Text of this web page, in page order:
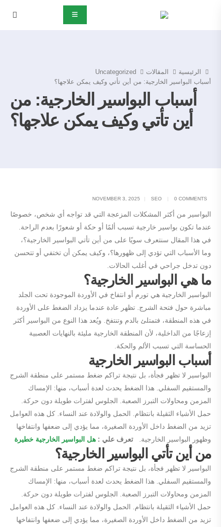
أسباب البواسير الخارجية: من
أين تأتي وكيف يمكن علاجها؟
الرئيسية المقالات
Uncategorized
أسباب البواسير الخارجية: من أين تأتي وكيف يمكن علاجها؟
NOVEMBER 3, 2025 SEO 0 COMMENTS
البواسير من أكثر المشكلات المزعجة التي قد تواجه أي شخص، خصوصًا
عندما تكون بواسير خارجية تسبب ألمًا أو حكة أو شعورًا بعدم الراحة.
في هذا المقال سنتعرف سويًا على من أين تأتي البواسير الخارجية؟،
وما الأسباب التي تؤدي إلى ظهورها؟، وكيف يمكن أن تختفي أو تتحسن
دون تدخل جراحي في أغلب الحالات.
ما هي البواسير الخارجية؟
البواسير الخارجية هي تورم أو انتفاخ في الأوردة الموجودة تحت الجلد
مباشرة حول فتحة الشرج. تظهر عادة عندما يزداد الضغط على الأوردة
في هذه المنطقة، فتمتلئ بالدم وتنتفخ. ويُعد هذا النوع من البواسير أكثر
إزعاجًا من الداخلية، لأن المنطقة الخارجية مليئة بالنهايات العصبية
الحساسة التي تسبب الألم والحكة.
أسباب البواسير الخارجية
البواسير لا تظهر فجأة، بل نتيجة تراكم ضغط مستمر على منطقة الشرج
والمستقيم السفلي. هذا الضغط يحدث لعدة أسباب، منها: الإمساك
المزمن ومحاولات التبرز الصعبة. الجلوس لفترات طويلة دون حركة.
حمل الأشياء الثقيلة بانتظام. الحمل والولادة عند النساء. كل هذه العوامل
تزيد من الضغط داخل الأوردة الصغيرة، مما يؤدي إلى ضعفها وانتفاخها
وظهور البواسير الخارجية. تعرف علي : هل البواسير الخارجية خطيرة
من أين تأتي البواسير الخارجية؟
البواسير لا تظهر فجأة، بل نتيجة تراكم ضغط مستمر على منطقة الشرج
والمستقيم السفلي. هذا الضغط يحدث لعدة أسباب، منها: الإمساك
المزمن ومحاولات التبرز الصعبة. الجلوس لفترات طويلة دون حركة.
حمل الأشياء الثقيلة بانتظام. الحمل والولادة عند النساء. كل هذه العوامل
تزيد من الضغط داخل الأوردة الصغيرة، مما يؤدي إلى ضعفها وانتفاخها